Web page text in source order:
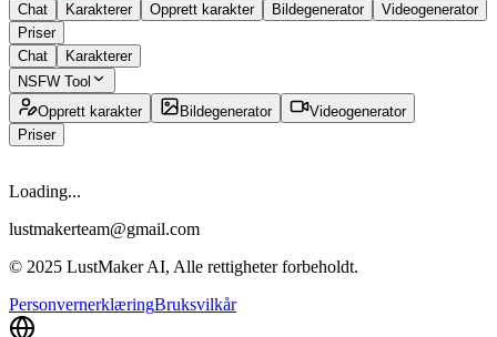
Chat Karakterer Opprett karakter Bildegenerator
Videogenerator
Priser
Chat
Karakterer
NSFW Tool
Opprett karakter
Bildegenerator
Videogenerator
Priser
Loading...
lustmakerteam@gmail.com
© 2025 LustMaker AI, Alle rettigheter forbeholdt.
PersonvernerklæringBruksvilkår